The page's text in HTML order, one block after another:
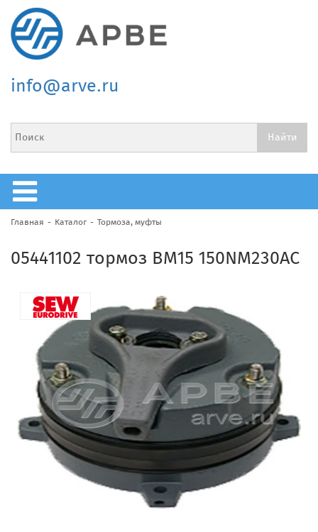
info@arve.ru
Главная Каталог Тормоза, муфты
05441102 тормоз ВМ15 150NM230AC